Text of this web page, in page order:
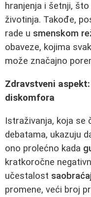
hranjenja i šetnji,
životinja. Takođe,
rade u smenskom
obaveze, kojima
može značajno
Zdravstveni
diskomfora
Istraživanja, koja se
debatama, ukazuju
ono prolećno kada
kratkoročne
učestalost
promene, veći broj